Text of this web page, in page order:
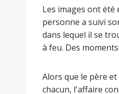
Les images ont été
personne a suivi
dans lequel il se
à feu. Des
Alors que le père
chacun, l'affaire